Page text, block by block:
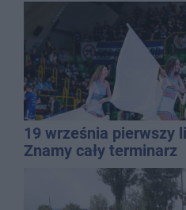
19 września pierwszy
Znamy cały terminarz